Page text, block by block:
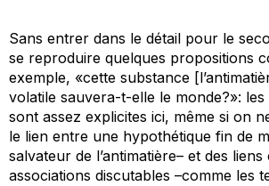
Sans entrer dans le détail pour le
se reproduire quelques propositions
exemple, «cette substance
volatile sauvera-t-elle le monde?»:
sont assez explicites ici, même si on
le lien entre une hypothétique fin de
salvateur de l’antimatière– et des liens
associations discutables –comme les